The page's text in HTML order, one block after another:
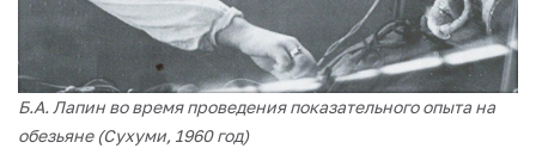
Б.А. Лапин во время проведения показательного опыта на
обезьяне (Сухуми, 1960 год)